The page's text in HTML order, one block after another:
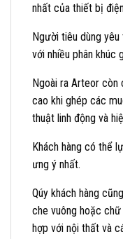
nhất của thiết bị
Người tiêu dùng
với nhiều phân khúc
Ngoài ra Arteor còn
cao khi ghép các
thuật linh động và
Khách hàng có thể
ưng ý nhất.
Qúy khách hàng
che vuông hoặc
hợp với nội thất và